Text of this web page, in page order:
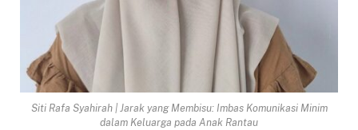
Siti Rafa Syahirah | Jarak yang Membisu: Imbas Komunikasi Minim
dalam Keluarga pada Anak Rantau